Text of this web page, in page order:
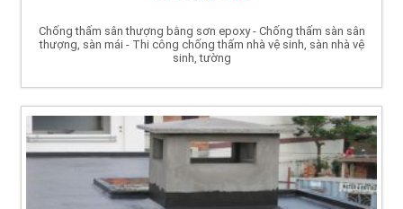
Chống thấm sân thượng bằng sơn epoxy - Chống thấm sàn sân
thượng, sàn mái - Thi công chống thấm nhà vệ sinh, sàn nhà vệ
sinh, tường